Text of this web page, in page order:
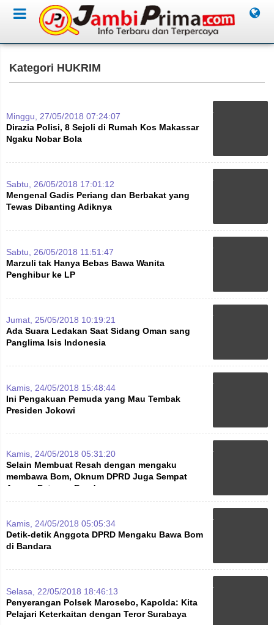
Kategori HUKRIM
Minggu, 27/05/2018 07:24:07
Dirazia Polisi, 8 Sejoli di Rumah Kos Makassar
Ngaku Nobar Bola
Sabtu, 26/05/2018 17:01:12
Mengenal Gadis Periang dan Berbakat yang
Tewas Dibanting Adiknya
Sabtu, 26/05/2018 11:51:47
Marzuli tak Hanya Bebas Bawa Wanita
Penghibur ke LP
Jumat, 25/05/2018 10:19:21
Ada Suara Ledakan Saat Sidang Oman sang
Panglima Isis Indonesia
Kamis, 24/05/2018 15:48:44
Ini Pengakuan Pemuda yang Mau Tembak
Presiden Jokowi
Kamis, 24/05/2018 05:31:20
Selain Membuat Resah dengan mengaku
membawa Bom, Oknum DPRD Juga Sempat
Ancam Petugas Bandara
Kamis, 24/05/2018 05:05:34
Detik-detik Anggota DPRD Mengaku Bawa Bom
di Bandara
Selasa, 22/05/2018 18:46:13
Penyerangan Polsek Marosebo, Kapolda: Kita
Pelajari Keterkaitan dengan Teror Surabaya